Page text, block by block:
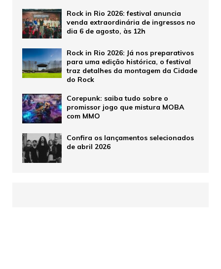
Rock in Rio 2026: festival anuncia
venda extraordinária de ingressos no
dia 6 de agosto, às 12h
Rock in Rio 2026: Já nos preparativos
para uma edição histórica, o festival
traz detalhes da montagem da Cidade
do Rock
Corepunk: saiba tudo sobre o
promissor jogo que mistura MOBA
com MMO
Confira os lançamentos selecionados
de abril 2026